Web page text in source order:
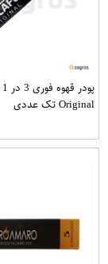
Original تک عددی